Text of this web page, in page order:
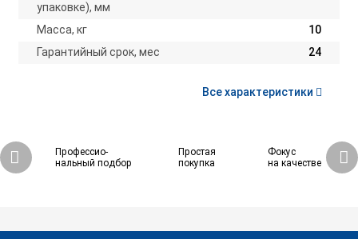
упаковке), мм
Масса, кг
10
Гарантийный срок, мес
24
Все характеристики
Профессио-
нальный подбор
Простая
покупка
Фокус
на качестве
67 280 ₽ Купить